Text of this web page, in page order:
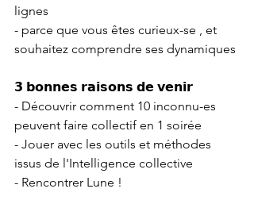
lignes
- parce que vous êtes curieux-se , et
souhaitez comprendre ses dynamiques
𝟯 𝗯𝗼𝗻𝗻𝗲𝘀 𝗿𝗮𝗶𝘀𝗼𝗻𝘀 𝗱𝗲 𝘃𝗲𝗻𝗶𝗿
- Découvrir comment 10 inconnu-es
peuvent faire collectif en 1 soirée
- Jouer avec les outils et méthodes
issus de l'Intelligence collective
- Rencontrer Lune !